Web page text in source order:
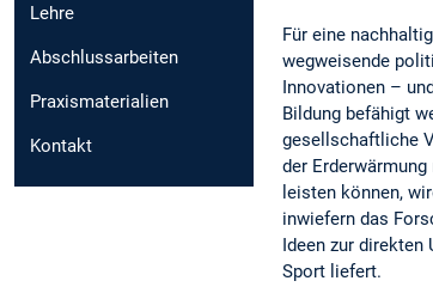
Lehre
Abschlussarbeiten
Praxismaterialien
Kontakt
Für eine
wegweisende
Innovationen –
Bildung befähigt
gesellschaftliche
der
leisten können,
inwiefern das
Ideen zur direkten
Sport liefert.